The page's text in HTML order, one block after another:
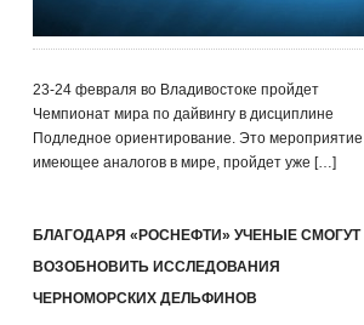
23-24 февраля во Владивостоке пройдет
Чемпионат мира по дайвингу в дисциплине
Подледное ориентирование. Это
имеющее аналогов в мире, пройдет уже […]
БЛАГОДАРЯ «РОСНЕФТИ» УЧЕНЫЕ СМОГУТ
ВОЗОБНОВИТЬ ИССЛЕДОВАНИЯ
ЧЕРНОМОРСКИХ ДЕЛЬФИНОВ